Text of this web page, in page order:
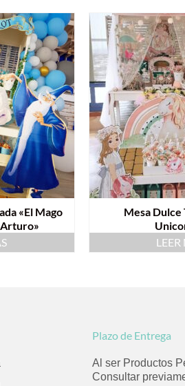
«El Mago
Mesa Dulce
LEER
Plazo de Entrega
Al ser Productos
Consultar